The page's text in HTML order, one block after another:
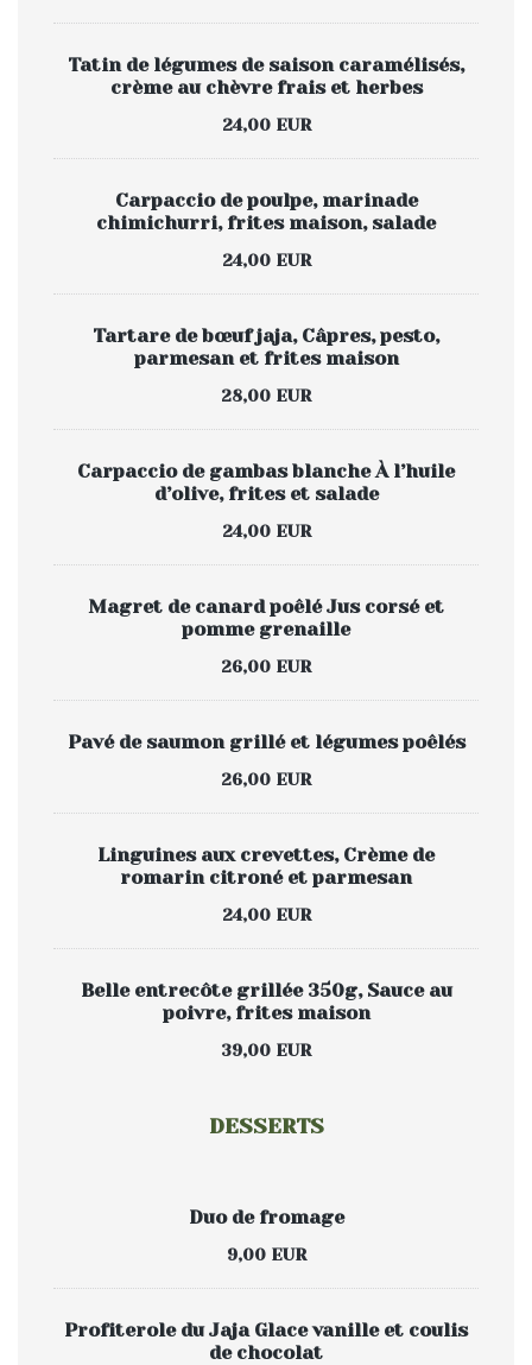
Tatin de légumes de saison caramélisés,
crème au chèvre frais et herbes
24,00 EUR
Carpaccio de poulpe, marinade
chimichurri, frites maison, salade
24,00 EUR
Tartare de bœuf jaja, Câpres, pesto,
parmesan et frites maison
28,00 EUR
Carpaccio de gambas blanche À l’huile
d’olive, frites et salade
24,00 EUR
Magret de canard poêlé Jus corsé et
pomme grenaille
26,00 EUR
Pavé de saumon grillé et légumes poêlés
26,00 EUR
Linguines aux crevettes, Crème de
romarin citroné et parmesan
24,00 EUR
Belle entrecôte grillée 350g, Sauce au
poivre, frites maison
39,00 EUR
DESSERTS
Duo de fromage
9,00 EUR
Profiterole du Jaja Glace vanille et coulis
de chocolat